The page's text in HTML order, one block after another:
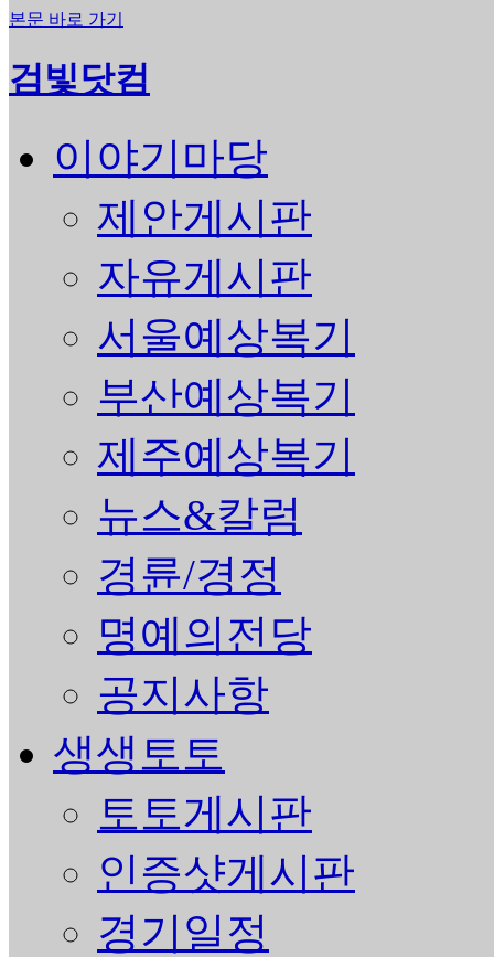
본문 바로 가기
검빛닷컴
이야기마당
제안게시판
자유게시판
서울예상복기
부산예상복기
제주예상복기
뉴스&칼럼
경륜/경정
명예의전당
공지사항
생생토토
토토게시판
인증샷게시판
경기일정